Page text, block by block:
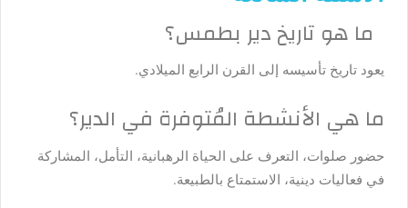
ما هو تاريخ دير بطمس؟
يعود تاريخ تأسيسه إلى القرن الرابع الميلادي.
ما هي الأنشطة المُتوفرة في الدير؟
حضور صلوات، التعرف على الحياة الرهبانية، التأمل، المشاركة
في فعاليات دينية، الاستمتاع بالطبيعة.